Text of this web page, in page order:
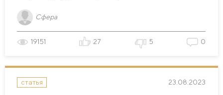
Сфера
19151 27 5 0
статья 23.08.2023